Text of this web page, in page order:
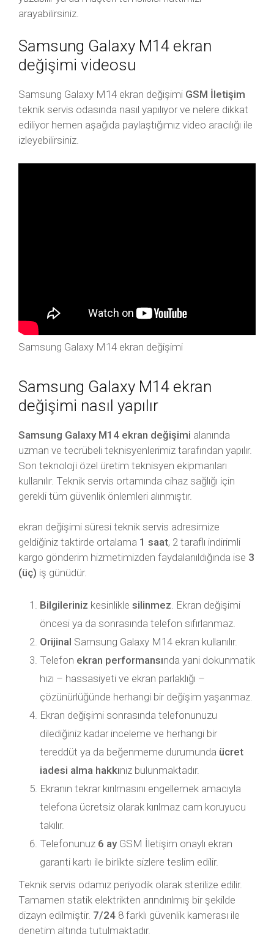
arayabilirsiniz.
Samsung Galaxy M14 ekran
değişimi videosu
Samsung Galaxy M14 ekran değişimi GSM İletişim
teknik servis odasında nasıl yapılıyor ve nelere dikkat
ediliyor hemen aşağıda paylaştığımız video aracılığı ile
izleyebilirsiniz.
Samsung Galaxy M14 ekran değişimi
Samsung Galaxy M14 ekran
değişimi nasıl yapılır
Samsung Galaxy M14 ekran değişimi alanında
uzman ve tecrübeli teknisyenlerimiz tarafından yapılır.
Son teknoloji özel üretim teknisyen ekipmanları
kullanılır. Teknik servis ortamında cihaz sağlığı için
gerekli tüm güvenlik önlemleri alınmıştır.
ekran değişimi süresi teknik servis adresimize
geldiğiniz taktirde ortalama 1 saat, 2 taraflı indirimli
kargo gönderim hizmetimizden faydalanıldığında ise 3
(üç) iş günüdür.
Bilgileriniz kesinlikle silinmez. Ekran değişimi
öncesi ya da sonrasında telefon sıfırlanmaz.
Orijinal Samsung Galaxy M14 ekran kullanılır.
Telefon ekran performansında yani dokunmatik
hızı – hassasiyeti ve ekran parlaklığı –
çözünürlüğünde herhangi bir değişim yaşanmaz.
Ekran değişimi sonrasında telefonunuzu
dilediğiniz kadar inceleme ve herhangi bir
tereddüt ya da beğenmeme durumunda ücret
iadesi alma hakkınız bulunmaktadır.
Ekranın tekrar kırılmasını engellemek amacıyla
telefona ücretsiz olarak kırılmaz cam koruyucu
takılır.
Telefonunuz 6 ayGSM İletişim onaylı ekran
garanti kartı ile birlikte sizlere teslim edilir.
Teknik servis odamız periyodik olarak sterilize edilir.
Tamamen statik elektrikten arındırılmış bir şekilde
dizayn edilmiştir. 7/24 8 farklı güvenlik kamerası ile
denetim altında tutulmaktadır.